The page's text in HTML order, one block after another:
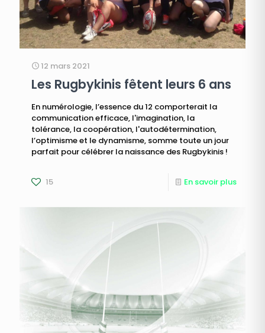
12 mars 2021
Les Rugbykinis fêtent leurs 6 ans
En numérologie, l’essence du 12 comporterait la
communication efficace, l'imagination, la
tolérance, la coopération, l'autodétermination,
l’optimisme et le dynamisme, somme toute un jour
parfait pour célébrer la naissance des Rugbykinis !
15 En savoir plus